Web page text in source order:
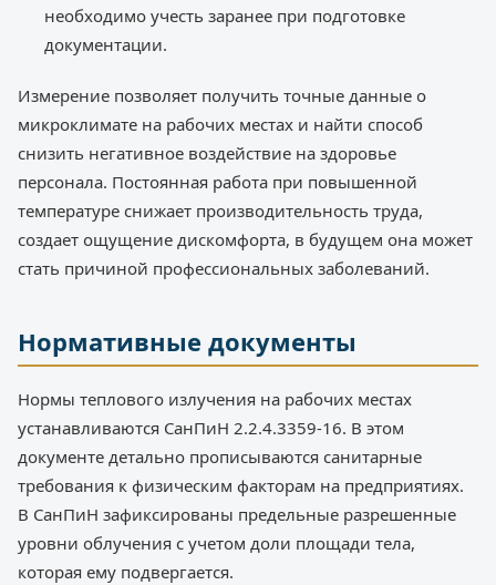
необходимо учесть заранее при подготовке
документации.
Измерение позволяет получить точные данные о
микроклимате на рабочих местах и найти способ
снизить негативное воздействие на здоровье
персонала. Постоянная работа при повышенной
температуре снижает производительность труда,
создает ощущение дискомфорта, в будущем она может
стать причиной профессиональных заболеваний.
Нормативные документы
Нормы теплового излучения на рабочих местах
устанавливаются СанПиН 2.2.4.3359-16. В этом
документе детально прописываются санитарные
требования к физическим факторам на предприятиях.
В СанПиН зафиксированы предельные разрешенные
уровни облучения с учетом доли площади тела,
которая ему подвергается.